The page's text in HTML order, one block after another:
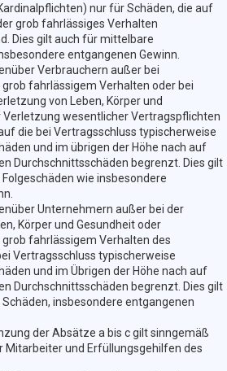
nur für Schäden, die auf
grob fahrlässiges Verhalten
Dies gilt auch für mittelbare
entgangenen Gewinn.
Verbrauchern außer bei
fahrlässigem Verhalten oder bei
von Leben, Körper und
Verletzung wesentlicher Vertragspflichten
die bei Vertragsschluss typischerweise
und im übrigen der Höhe nach auf
Durchschnittsschäden begrenzt. Dies gilt
wie insbesondere
Unternehmern außer bei der
Körper und Gesundheit oder
fahrlässigem Verhalten des
Vertragsschluss typischerweise
und im Übrigen der Höhe nach auf
Durchschnittsschäden begrenzt. Dies gilt
insbesondere entgangenen
der Absätze a bis c gilt sinngemäß
Mitarbeiter und Erfüllungsgehilfen des